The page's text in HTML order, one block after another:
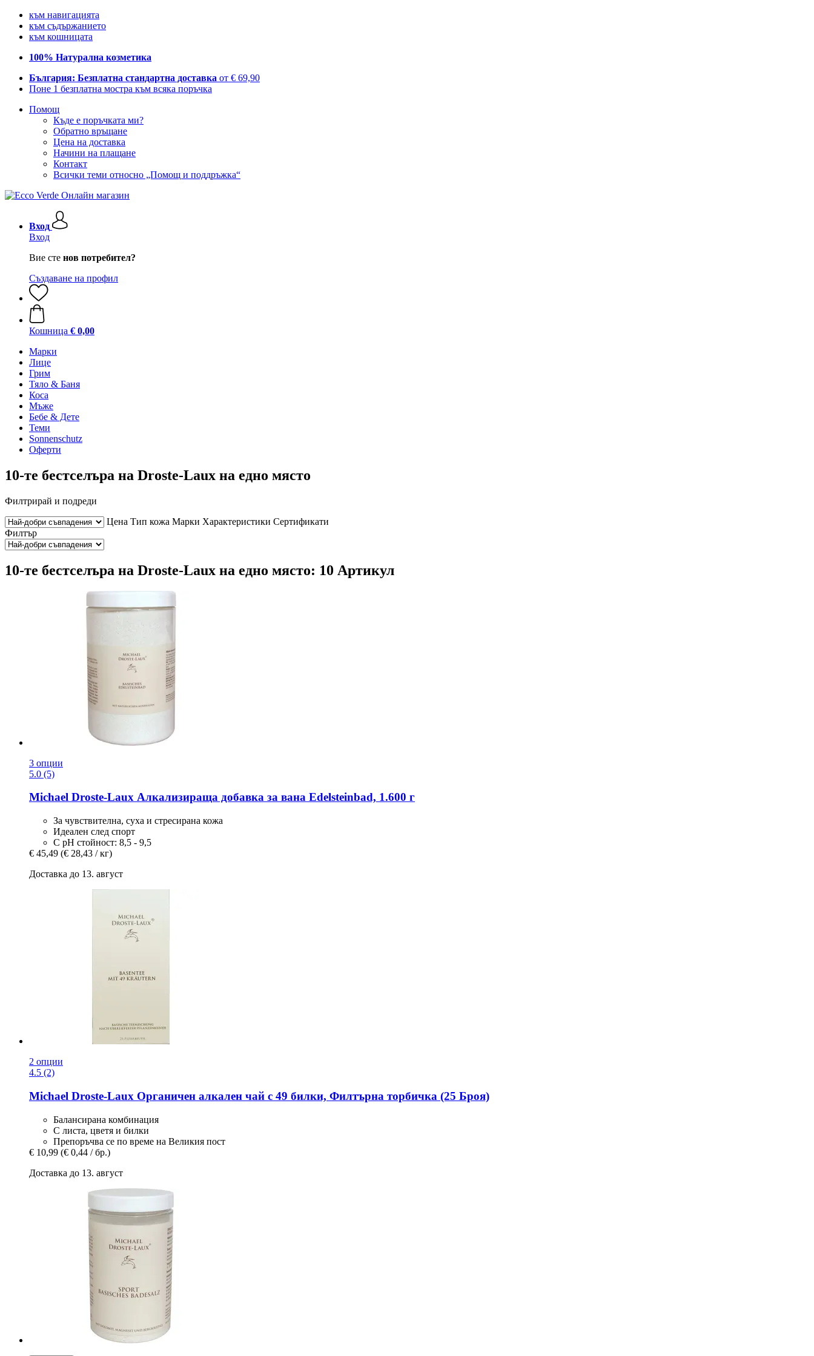
към навигацията
към съдържанието
към кошницата
100% Натурална козметика
България: Безплатна стандартна доставка от € 69,90
Поне 1 безплатна мостра към всяка поръчка
Помощ
Къде е поръчката ми?
Обратно връщане
Цена на доставка
Начини на плащане
Контакт
Всички теми относно „Помощ и поддръжка“
Вход
Вход
Вие сте нов потребител?
Създаване на профил
Кошница € 0,00
Марки
Лице
Грим
Тяло & Баня
Коса
Мъже
Бебе & Дете
Теми
Sonnenschutz
Оферти
10-те бестселъра на Droste-Laux на едно място
Филтрирай и подреди
Цена Тип кожа Марки Характеристики Сертификати
Филтър
10-те бестселъра на Droste-Laux на едно място: 10 Артикул
3 опции
5.0 (5)
Michael Droste-Laux Алкализираща добавка за вана Edelsteinbad, 1.600 г
За чувствителна, суха и стресирана кожа
Идеален след спорт
С pH стойност: 8,5 - 9,5
€ 45,49 (€ 28,43 / кг)
Доставка до 13. август
2 опции
4.5 (2)
Michael Droste-Laux Органичен алкален чай с 49 билки, Филтърна торбичка (25 Броя)
Балансирана комбинация
С листа, цветя и билки
Препоръчва се по време на Великия пост
€ 10,99 (€ 0,44 / бр.)
Доставка до 13. август